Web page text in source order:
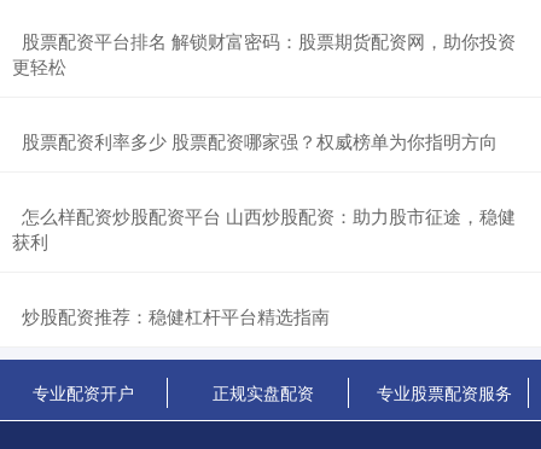
​股票配资平台排名 解锁财富密码：股票期货配资网，助你投资
更轻松
​股票配资利率多少 股票配资哪家强？权威榜单为你指明方向
​怎么样配资炒股配资平台 山西炒股配资：助力股市征途，稳健
获利
​炒股配资推荐：稳健杠杆平台精选指南
专业配资开户 正规实盘配资 专业股票配资服务